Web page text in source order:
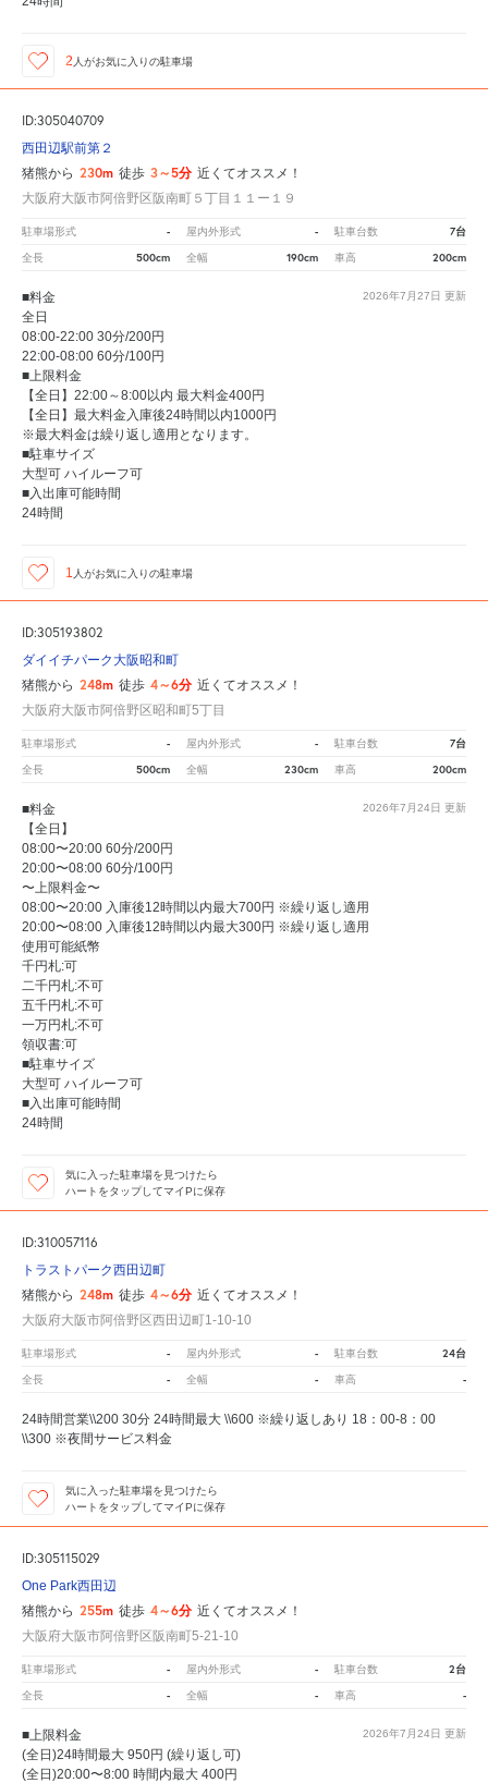
2 人がお気に入りの駐車場
ID:305040709
西田辺駅前第２
猪熊から 230m 徒歩 3～5分 近くてオススメ！
大阪府大阪市阿倍野区阪南町５丁目１１ー１９
駐車場形式 - 屋内外形式 - 駐車台数 7台
全長 500cm 全幅 190cm 車高 200cm
2026年7月27日 更新
■料金
全日
08:00-22:00 30分/200円
22:00-08:00 60分/100円
■上限料金
【全日】22:00～8:00以内 最大料金400円
【全日】最大料金入庫後24時間以内1000円
※最大料金は繰り返し適用となります。
■駐車サイズ
大型可 ハイルーフ可
■入出庫可能時間
24時間
1 人がお気に入りの駐車場
ID:305193802
ダイイチパーク大阪昭和町
猪熊から 248m 徒歩 4～6分 近くてオススメ！
大阪府大阪市阿倍野区昭和町5丁目
駐車場形式 - 屋内外形式 - 駐車台数 7台
全長 500cm 全幅 230cm 車高 200cm
2026年7月24日 更新
■料金
【全日】
08:00〜20:00 60分/200円
20:00〜08:00 60分/100円
〜上限料金〜
08:00〜20:00 入庫後12時間以内最大700円 ※繰り返し適用
20:00〜08:00 入庫後12時間以内最大300円 ※繰り返し適用
使用可能紙幣
千円札:可
二千円札:不可
五千円札:不可
一万円札:不可
領収書:可
■駐車サイズ
大型可 ハイルーフ可
■入出庫可能時間
24時間
気に入った駐車場を見つけたら
ハートをタップしてマイPに保存
ID:310057116
トラストパーク西田辺町
猪熊から 248m 徒歩 4～6分 近くてオススメ！
大阪府大阪市阿倍野区西田辺町1-10-10
駐車場形式 - 屋内外形式 - 駐車台数 24台
全長 - 全幅 - 車高 -
24時間営業\\200 30分 24時間最大 \\600 ※繰り返しあり 18：00-8：00
\\300 ※夜間サービス料金
気に入った駐車場を見つけたら
ハートをタップしてマイPに保存
ID:305115029
One Park西田辺
猪熊から 255m 徒歩 4～6分 近くてオススメ！
大阪府大阪市阿倍野区阪南町5-21-10
駐車場形式 - 屋内外形式 - 駐車台数 2台
全長 - 全幅 - 車高 -
2026年7月24日 更新
■上限料金
(全日)24時間最大 950円 (繰り返し可)
(全日)20:00〜8:00 時間内最大 400円